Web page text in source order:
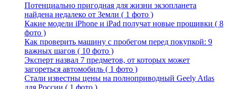
Потенциально пригодная для жизни экзопланета
найдена недалеко от Земли ( 1 фото )
Какие модели iPhone и iPad получат новые прошивки ( 8
фото )
Как проверить машину с пробегом перед покупкой: 9
важных шагов ( 10 фото )
Эксперт назвал 7 предметов, от которых может
загореться автомобиль ( 1 фото )
Стали известны цены на полноприводный Geely Atlas
для России ( 1 фото )